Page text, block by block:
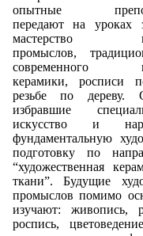
опытные
передают на уроках
мастерство
промыслов,
современного
керамики, росписи
резьбе по дереву.
избравшие
искусство и
фундаментальную
подготовку по
“художественная
ткани”. Будущие
промыслов помимо
изучают: живопись,
роспись,